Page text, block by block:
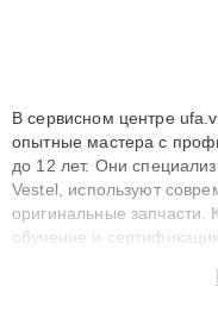
В сервисном центре
опытные мастера с
до 12 лет. Они
Vestel, используют
оригинальные
обучение и
сохранением гарантии